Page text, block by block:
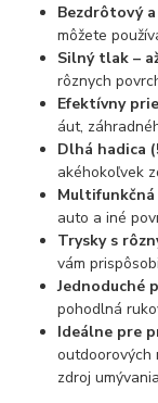
Bezdrôtový
môžete
Silný tlak –
rôznych
Efektívny
áut,
Dlhá hadica
akéhokoľvek
auto a iné
Trysky s
vám
Jednoduché
pohodlná
Ideálne pre
outdoorových
zdroj